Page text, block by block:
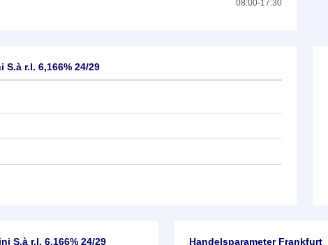
08:00-17:30
r.l. 6,166% 24/29
S.à r.l. 6,166% 24/29 Handelsparameter Frankfurt